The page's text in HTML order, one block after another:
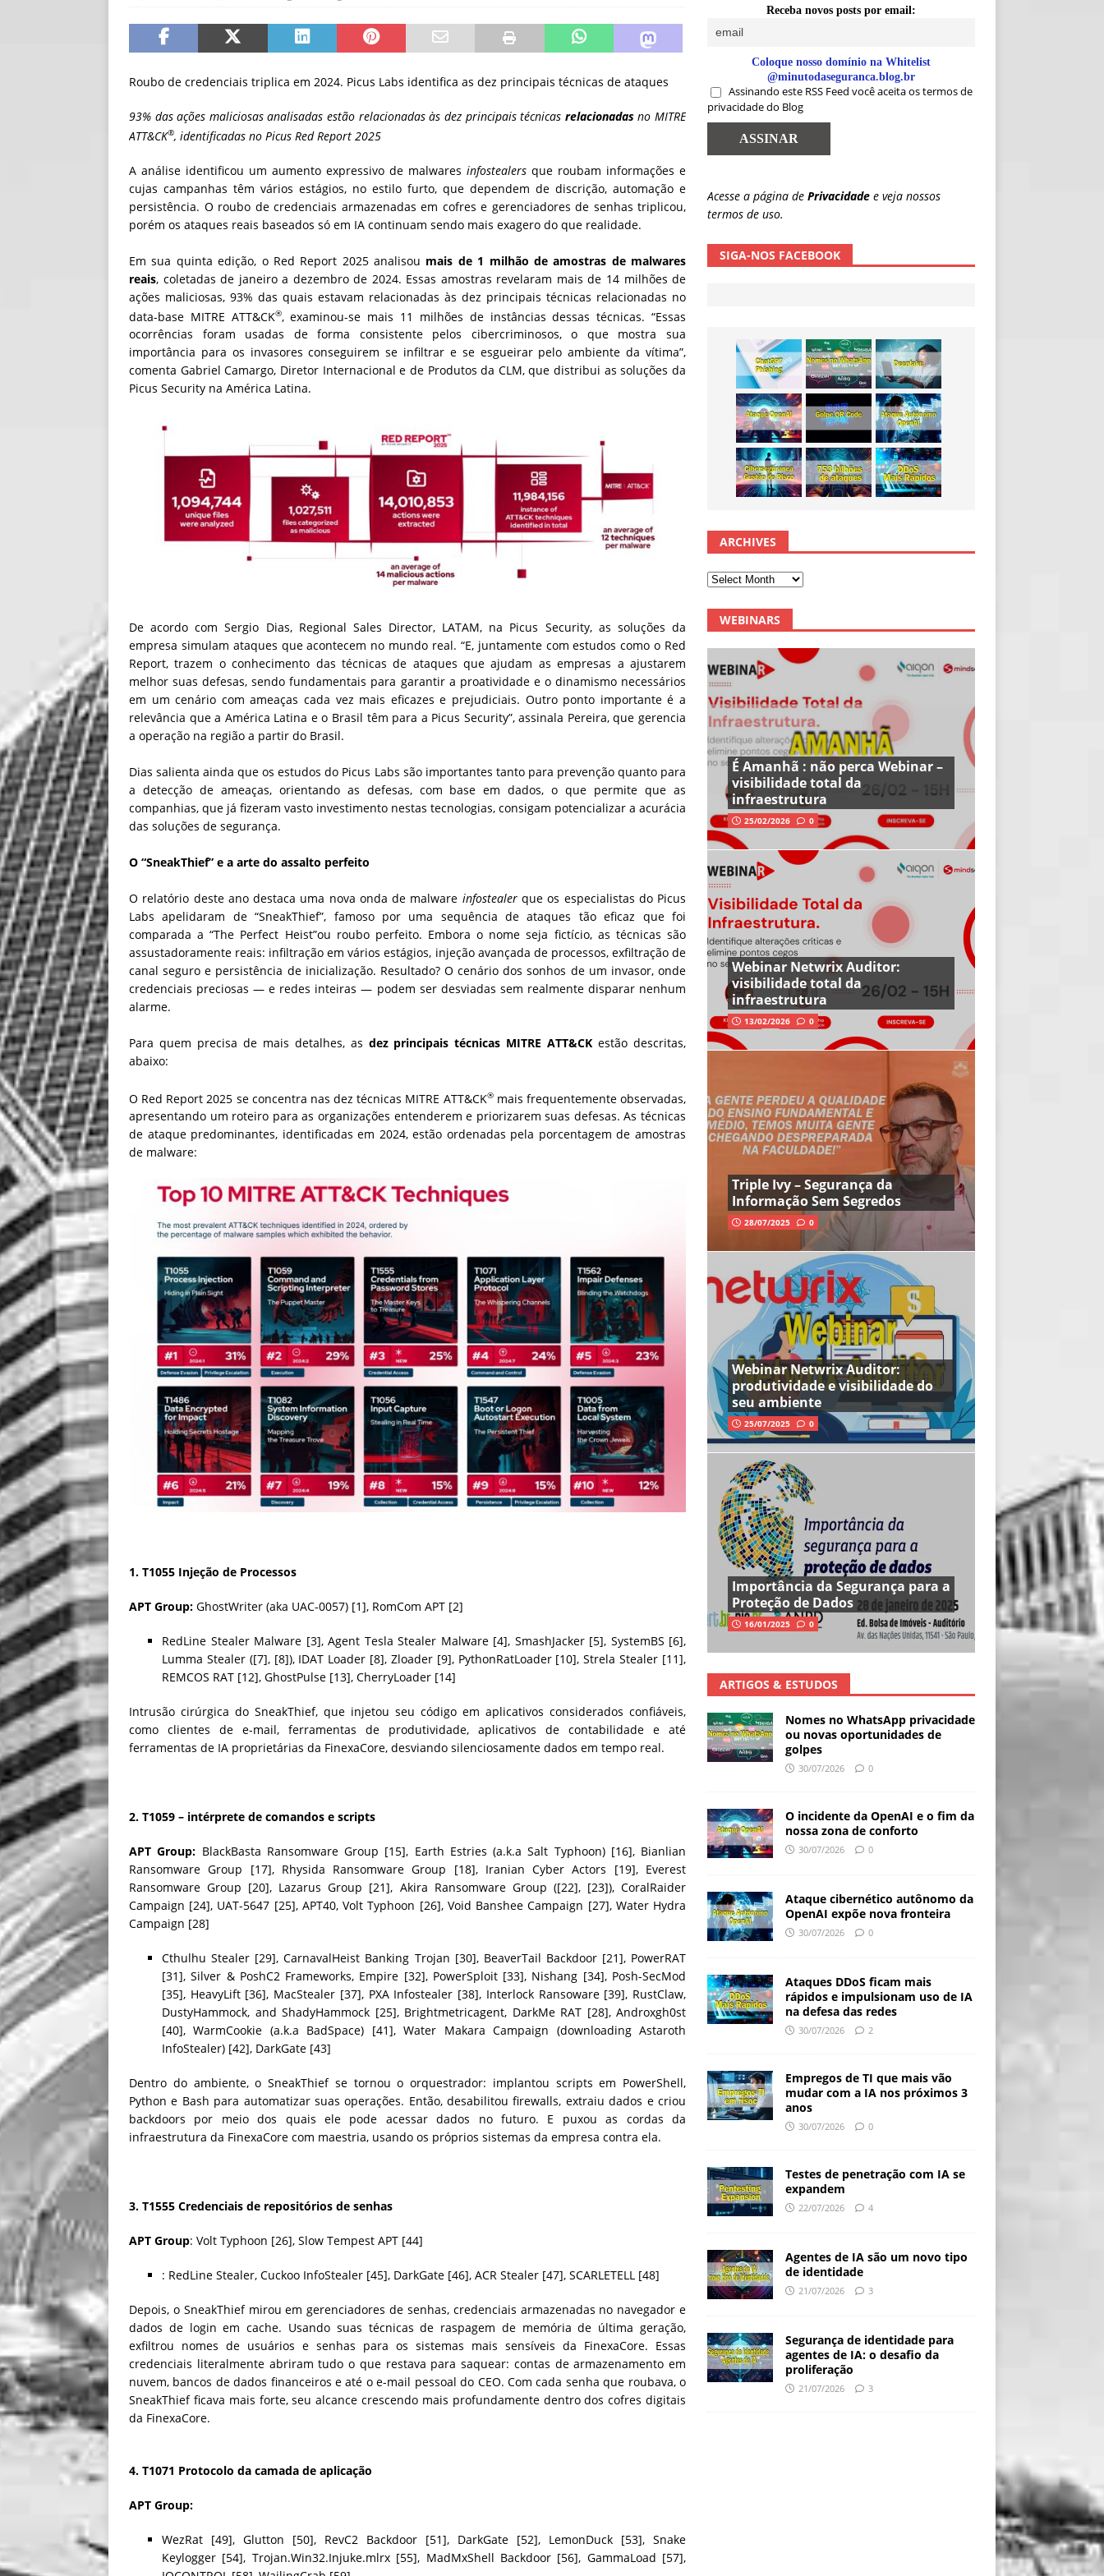
[ 30/07/2026 ]
Golpes com QR Code entram em nova fase NOTÍCIAS
Roubo de credenciais triplica em 2024. Picus Labs identifica as dez principais técnicas de ataques
93% das ações maliciosas analisadas estão relacionadas às dez principais técnicas relacionadasno MITRE
ATT&CK®, identificadas no Picus Red Report 2025
A análise identificou um aumento expressivo de malwaresinfostealers que roubam informações e
cujas campanhas têm vários estágios, no estilo furto, que dependem de discrição, automação e
persistência. O roubo de credenciais armazenadas em cofres e gerenciadores de senhas triplicou,
porém os ataques reais baseados só em IA continuam sendo mais exagero do que realidade.
Em sua quinta edição, o Red Report 2025 analisou mais de 1 milhão de amostras de malwares
reais, coletadas de janeiro a dezembro de 2024. Essas amostras revelaram mais de 14 milhões de
ações maliciosas, 93% das quais estavam relacionadas às dez principais técnicas relacionadas no
data-base MITRE ATT&CK®, examinou-se mais 11 milhões de instâncias dessas técnicas. “Essas
ocorrências foram usadas de forma consistente pelos cibercriminosos, o que mostra sua
importância para os invasores conseguirem se infiltrar e se esgueirar pelo ambiente da vítima”,
comenta Gabriel Camargo, Diretor Internacional e de Produtos da CLM, que distribui as soluções da
Picus Security na América Latina.
De acordo com Sergio Dias, Regional Sales Director, LATAM, na Picus Security, as soluções da
empresa simulam ataques que acontecem no mundo real. “E, juntamente com estudos como o Red
Report, trazem o conhecimento das técnicas de ataques que ajudam as empresas a ajustarem
melhor suas defesas, sendo fundamentais para garantir a proatividade e o dinamismo necessários
em um cenário com ameaças cada vez mais eficazes e prejudiciais. Outro ponto importante é a
relevância que a América Latina e o Brasil têm para a Picus Security”, assinala Pereira, que gerencia
a operação na região a partir do Brasil.
Dias salienta ainda que os estudos do Picus Labs são importantes tanto para prevenção quanto para
a detecção de ameaças, orientando as defesas, com base em dados, o que permite que as
companhias, que já fizeram vasto investimento nestas tecnologias, consigam potencializar a acurácia
das soluções de segurança.
O “SneakThief” e a arte do assalto perfeito
O relatório deste ano destaca uma nova onda de malware infostealerque os especialistas do Picus
Labs apelidaram de “SneakThief”, famoso por uma sequência de ataques tão eficaz que foi
comparada a “The Perfect Heist”ou roubo perfeito. Embora o nome seja fictício, as técnicas são
assustadoramente reais: infiltração em vários estágios, injeção avançada de processos, exfiltração de
canal seguro e persistência de inicialização. Resultado? O cenário dos sonhos de um invasor, onde
credenciais preciosas — e redes inteiras — podem ser desviadas sem realmente disparar nenhum
alarme.
Para quem precisa de mais detalhes, as dez principais técnicas MITRE ATT&CKestão descritas,
abaixo:
O Red Report 2025 se concentra nas dez técnicas MITRE ATT&CK®mais frequentemente observadas,
apresentando um roteiro para as organizações entenderem e priorizarem suas defesas. As técnicas
de ataque predominantes, identificadas em 2024, estão ordenadas pela porcentagem de amostras
de malware:
1. T1055 Injeção de Processos
APT Group: GhostWriter (aka UAC-0057) [1], RomCom APT [2]
RedLine Stealer Malware [3], Agent Tesla Stealer Malware [4], SmashJacker [5], SystemBS [6],
Lumma Stealer ([7], [8]), IDAT Loader [8], Zloader [9], PythonRatLoader [10], Strela Stealer [11],
REMCOS RAT [12], GhostPulse [13], CherryLoader [14]
Intrusão cirúrgica do SneakThief, que injetou seu código em aplicativos considerados confiáveis,
como clientes de e-mail, ferramentas de produtividade, aplicativos de contabilidade e até
ferramentas de IA proprietárias da FinexaCore, desviando silenciosamente dados em tempo real.
2. T1059 – intérprete de comandos e scripts
APT Group: BlackBasta Ransomware Group [15], Earth Estries (a.k.a Salt Typhoon) [16], Bianlian
Ransomware Group [17], Rhysida Ransomware Group [18], Iranian Cyber Actors [19], Everest
Ransomware Group [20], Lazarus Group [21], Akira Ransomware Group ([22], [23]), CoralRaider
Campaign [24], UAT-5647 [25], APT40, Volt Typhoon [26], Void Banshee Campaign [27], Water Hydra
Campaign [28]
Cthulhu Stealer [29], CarnavalHeist Banking Trojan [30], BeaverTail Backdoor [21], PowerRAT
[31], Silver & PoshC2 Frameworks, Empire [32], PowerSploit [33], Nishang [34], Posh-SecMod
[35], HeavyLift [36], MacStealer [37], PXA Infostealer [38], Interlock Ransoware [39], RustClaw,
DustyHammock, and ShadyHammock [25], Brightmetricagent, DarkMe RAT [28], Androxgh0st
[40], WarmCookie (a.k.a BadSpace) [41], Water Makara Campaign (downloading Astaroth
InfoStealer) [42], DarkGate [43]
Dentro do ambiente, o SneakThief se tornou o orquestrador: implantou scripts em PowerShell,
Python e Bash para automatizar suas operações. Então, desabilitou firewalls, extraiu dados e criou
backdoors por meio dos quais ele pode acessar dados no futuro. E puxou as cordas da
infraestrutura da FinexaCore com maestria, usando os próprios sistemas da empresa contra ela.
3. T1555 Credenciais de repositórios de senhas
APT Group: Volt Typhoon [26], Slow Tempest APT [44]
: RedLine Stealer, Cuckoo InfoStealer [45], DarkGate [46], ACR Stealer [47], SCARLETELL [48]
Depois, o SneakThief mirou em gerenciadores de senhas, credenciais armazenadas no navegador e
dados de login em cache. Usando suas técnicas de raspagem de memória de última geração,
exfiltrou nomes de usuários e senhas para os sistemas mais sensíveis da FinexaCore. Essas
credenciais literalmente abriram tudo o que restava para saquear: contas de armazenamento em
nuvem, bancos de dados financeiros e até o e-mail pessoal do CEO. Com cada senha que roubava, o
SneakThief ficava mais forte, seu alcance crescendo mais profundamente dentro dos cofres digitais
da FinexaCore.
4. T1071 Protocolo da camada de aplicação
APT Group:
WezRat [49], Glutton [50], RevC2 Backdoor [51], DarkGate [52], LemonDuck [53], Snake
Keylogger [54], Trojan.Win32.Injuke.mlrx [55], MadMxShell Backdoor [56], GammaLoad [57],
Receba novos posts por email:
Coloque nosso domínio na Whitelist
@minutodaseguranca.blog.br
Assinando este RSS Feed você aceita os termos de
privacidade do Blog
Acesse a página de Privacidade e veja nossos
termos de uso.
SIGA-NOS FACEBOOK
ARCHIVES
WEBINARS
É Amanhã : não perca Webinar –
visibilidade total da
infraestrutura
25/02/2026 0
Webinar Netwrix Auditor:
visibilidade total da
infraestrutura
13/02/2026 0
Triple Ivy – Segurança da
Informação Sem Segredos
28/07/2025 0
Webinar Netwrix Auditor:
produtividade e visibilidade do
seu ambiente
25/07/2025 0
Importância da Segurança para a
Proteção de Dados
16/01/2025 0
ARTIGOS & ESTUDOS
Nomes no WhatsApp privacidade
ou novas oportunidades de
golpes
30/07/2026 0
O incidente da OpenAI e o fim da
nossa zona de conforto
30/07/2026 0
Ataque cibernético autônomo da
OpenAI expõe nova fronteira
30/07/2026 0
Ataques DDoS ficam mais
rápidos e impulsionam uso de IA
na defesa das redes
30/07/2026 2
Empregos de TI que mais vão
mudar com a IA nos próximos 3
anos
30/07/2026 0
Testes de penetração com IA se
expandem
22/07/2026 4
Agentes de IA são um novo tipo
de identidade
21/07/2026 3
Segurança de identidade para
agentes de IA: o desafio da
proliferação
21/07/2026 3